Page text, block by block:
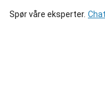
Spør våre eksperter.